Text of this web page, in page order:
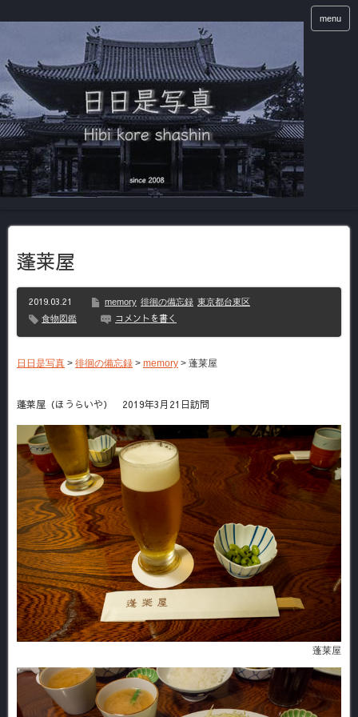
menu
蓬莱屋
2019.03.21 memory 徘徊の備忘録 東京都台東区
食物図鑑
コメントを書く
日日是写真 > 徘徊の備忘録 > memory > 蓬莱屋
蓬莱屋（ほうらいや） 2019年3月21日訪問
蓬莱屋